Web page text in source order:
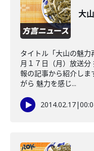
大
タイトル「大山の魅力
月１７日（月）放送
報の記事から紹介しま
がら 魅力を感じ...
2014.02.17|